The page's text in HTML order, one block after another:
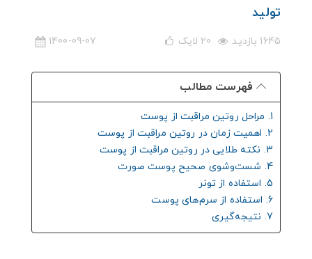
تولید
1645 بازدید 20 لایک 1400-09-07
فهرست مطالب
1. مراحل روتین مراقبت از پوست
2. اهمیت زمان در روتین مراقبت از پوست
3. نکته طلایی در روتین مراقبت از پوست
4. شست‌وشوی صحیح پوست صورت
5. استفاده از تونر
6. استفاده از سرم‌های پوست
7. نتیجه‌گیری